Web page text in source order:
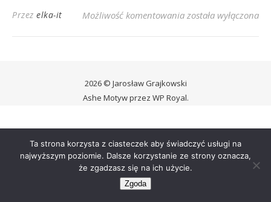
Przez elka-it Możliwość komentowania Krucza 1
została wyłączona
2026 © Jarosław Grajkowski
Ashe Motyw przez WP Royal.
Ta strona korzysta z ciasteczek aby świadczyć usługi na
najwyższym poziomie. Dalsze korzystanie ze strony oznacza,
że zgadzasz się na ich użycie.
Zgoda